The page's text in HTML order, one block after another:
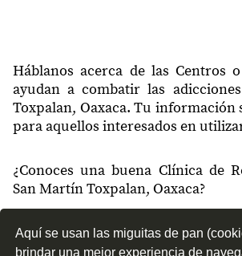
Aquí se usan las miguitas de pan
brindar una mejor experiencia de
Háblanos acerca de las Centros
ayudan a combatir las
Toxpalan, Oaxaca. Tu información
para aquellos interesados en
¿Conoces una buena Clínica de
San Martín Toxpalan, Oaxaca?
¿Qué tipo de tratamientos
Toxpalan, Oaxaca?